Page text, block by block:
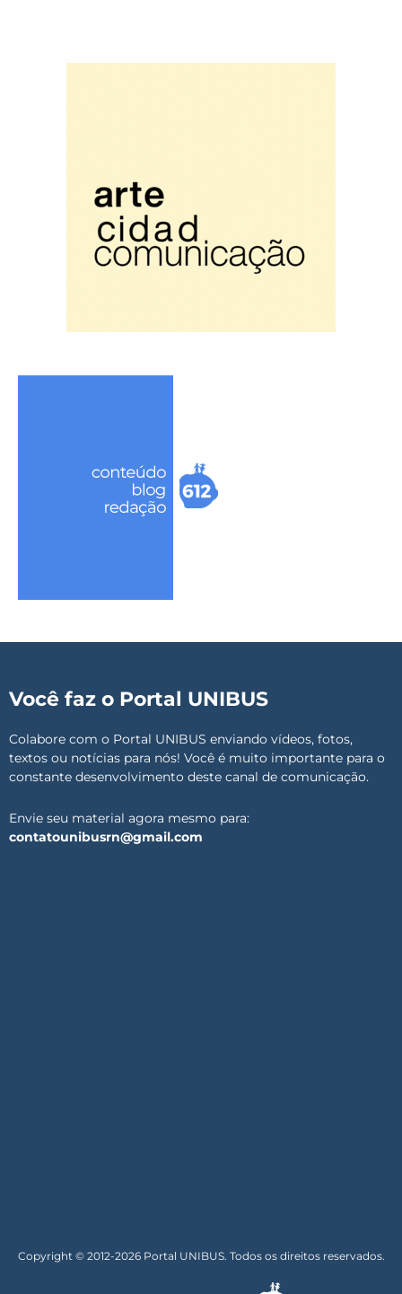
Você faz o Portal UNIBUS
Colabore com o Portal UNIBUS enviando vídeos, fotos,
textos ou notícias para nós! Você é muito importante para o
constante desenvolvimento deste canal de comunicação.
Envie seu material agora mesmo para:
contatounibusrn@gmail.com
Copyright © 2012-2026 Portal UNIBUS. Todos os direitos reservados.